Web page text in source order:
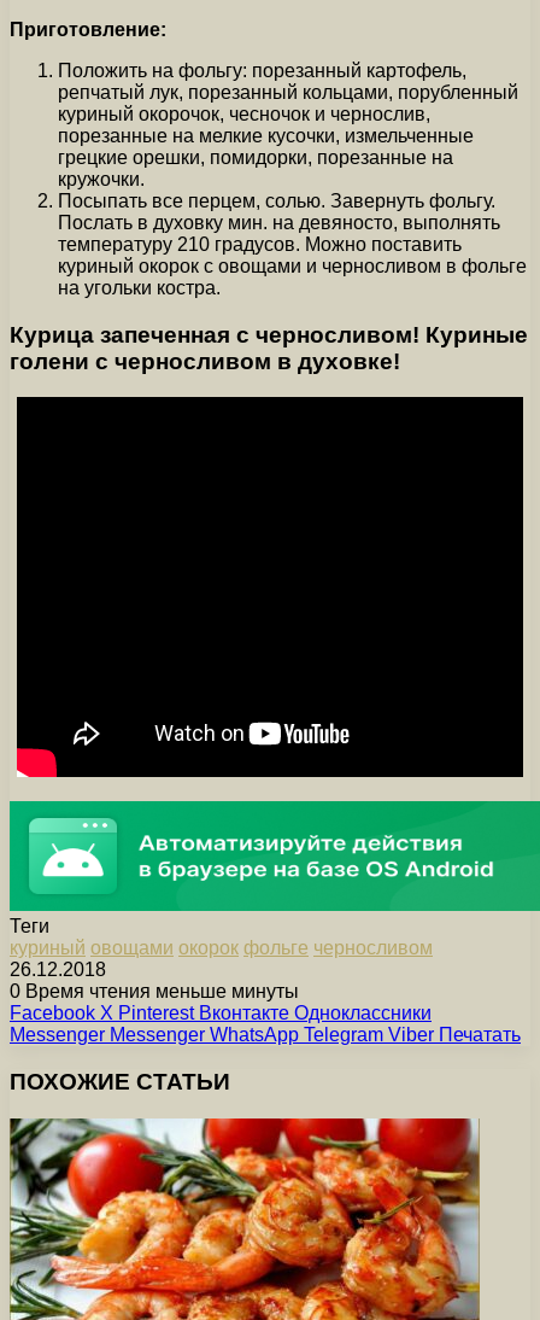
Приготовление:
Положить на фольгу: порезанный картофель,
репчатый лук, порезанный кольцами, порубленный
куриный окорочок, чесночок и чернослив,
порезанные на мелкие кусочки, измельченные
грецкие орешки, помидорки, порезанные на
кружочки.
Посыпать все перцем, солью. Завернуть фольгу.
Послать в духовку мин. на девяносто, выполнять
температуру 210 градусов. Можно поставить
куриный окорок с овощами и черносливом в фольге
на угольки костра.
Курица запеченная с черносливом! Куриные
голени с черносливом в духовке!
Теги
куриный овощами окорок фольге черносливом
26.12.2018
0 Время чтения меньше минуты
Facebook X Pinterest Вконтакте Одноклассники
Messenger Messenger WhatsApp Telegram Viber Печатать
ПОХОЖИЕ СТАТЬИ